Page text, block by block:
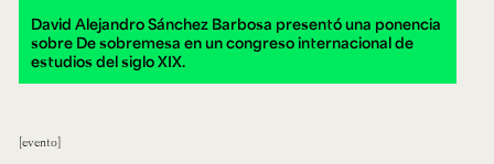
David Alejandro Sánchez Barbosa presentó una ponencia
sobre De sobremesa en un congreso internacional de
estudios del siglo XIX.
evento